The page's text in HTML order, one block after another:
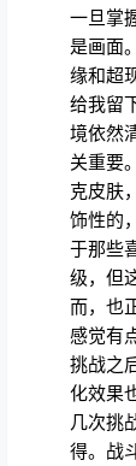
一旦掌
是画面
缘和超
给我留
境依然
关重要
克皮肤
饰性的
于那些
级，但
而，也
感觉有
挑战之
化效果
几次挑
得。战